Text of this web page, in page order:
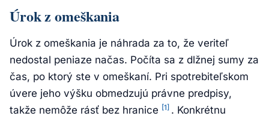
Úrok z omeškania
Úrok z omeškania je náhrada za to, že veriteľ
nedostal peniaze načas. Počíta sa z dlžnej sumy za
čas, po ktorý ste v omeškaní. Pri spotrebiteľskom
úvere jeho výšku obmedzujú právne predpisy,
takže nemôže rásť bez hranice [1] . Konkrétnu